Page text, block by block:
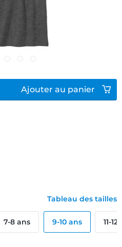
Tableau des tailles
7-8 ans 9-10 ans 11-
Ajouter au panier